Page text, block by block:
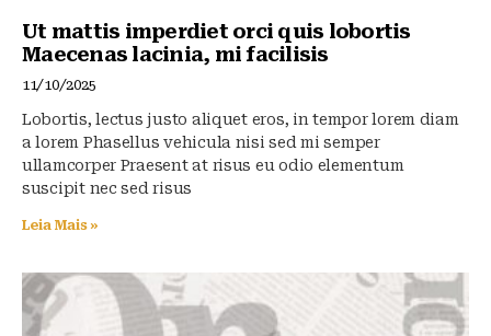
Ut mattis imperdiet orci quis lobortis
Maecenas lacinia, mi facilisis
11/10/2025
Lobortis, lectus justo aliquet eros, in tempor lorem diam
a lorem Phasellus vehicula nisi sed mi semper
ullamcorper Praesent at risus eu odio elementum
suscipit nec sed risus
Leia Mais »